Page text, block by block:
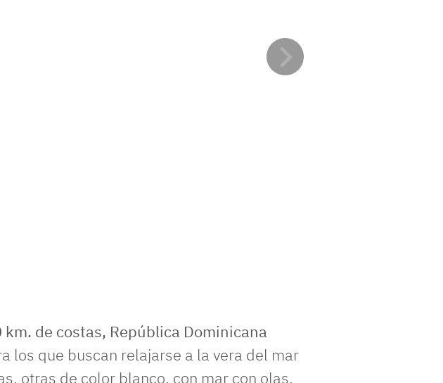
de costas, República Dominicana
los que buscan relajarse a la vera del mar
otras de color blanco, con mar con olas,